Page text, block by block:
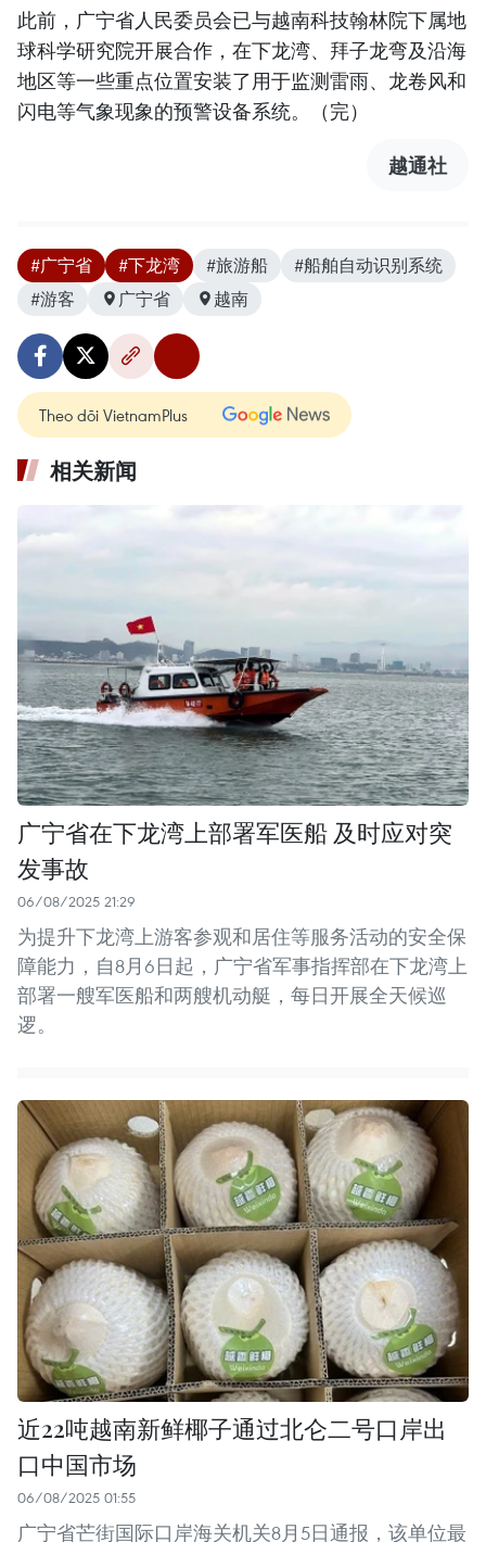
此前，广宁省人民委员会已与越南科技翰林院下属地
球科学研究院开展合作，在下龙湾、拜子龙弯及沿海
地区等一些重点位置安装了用于监测雷雨、龙卷风和
闪电等气象现象的预警设备系统。（完）
越通社
#广宁省 #下龙湾 #旅游船
#船舶自动识别系统
#游客
广宁省 越南
Theo dõi VietnamPlus
相关新闻
广宁省在下龙湾上部署军医船 及时应对突
发事故
06/08/2025 21:29
为提升下龙湾上游客参观和居住等服务活动的安全保
障能力，自8月6日起，广宁省军事指挥部在下龙湾上
部署一艘军医船和两艘机动艇，每日开展全天候巡
逻。
近22吨越南新鲜椰子通过北仑二号口岸出
口中国市场
06/08/2025 01:55
广宁省芒街国际口岸海关机关8月5日通报，该单位最